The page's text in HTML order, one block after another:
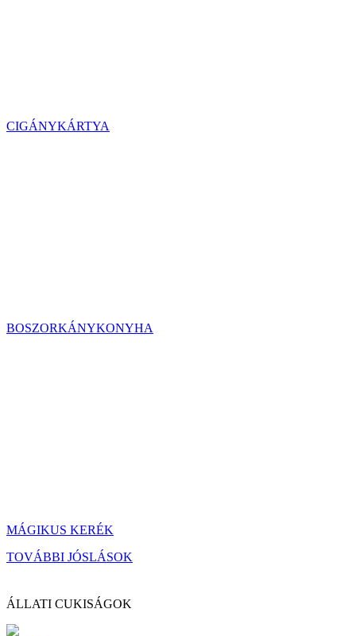
CIGÁNYKÁRTYA
BOSZORKÁNYKONYHA
MÁGIKUS KERÉK
TOVÁBBI JÓSLÁSOK
ÁLLATI CUKISÁGOK